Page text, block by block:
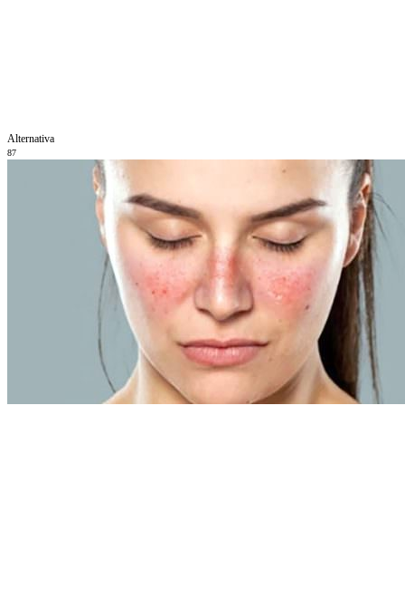
Alternativa
87